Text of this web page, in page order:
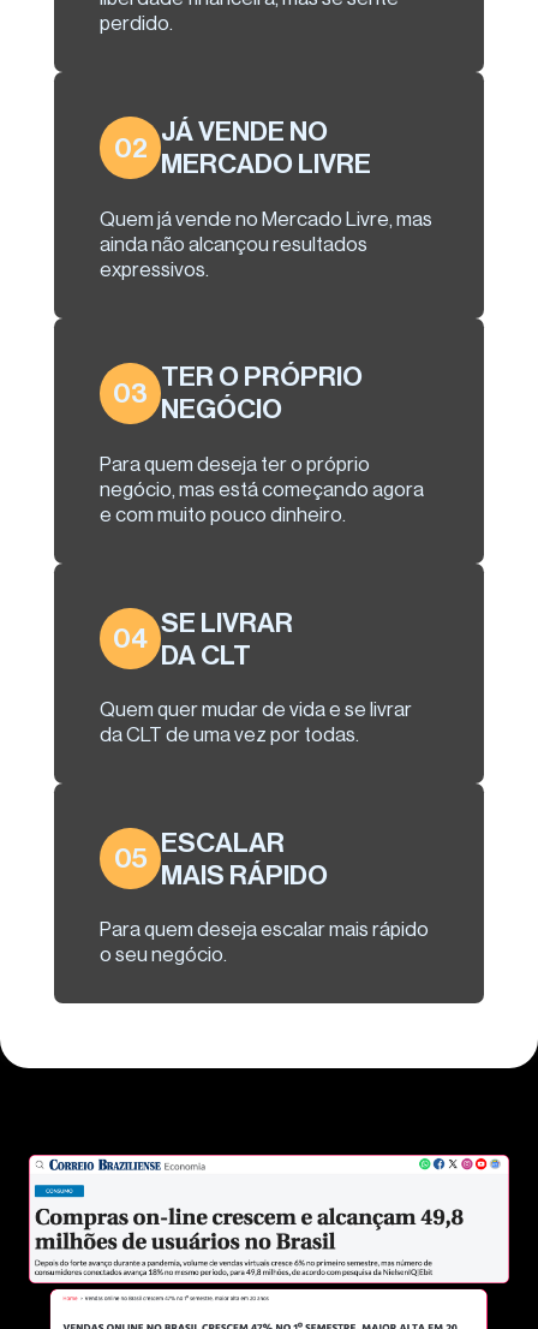
perdido.
02
JÁ VENDE NO
MERCADO LIVRE
Quem já vende no Mercado Livre, mas
ainda não alcançou resultados
expressivos.
03
TER O PRÓPRIO
NEGÓCIO
Para quem deseja ter o próprio
negócio, mas está começando agora
e com muito pouco dinheiro.
04
SE LIVRAR
DA CLT
Quem quer mudar de vida e se livrar
da CLT de uma vez por todas.
05
ESCALAR
MAIS RÁPIDO
Para quem deseja escalar mais rápido
o seu negócio.